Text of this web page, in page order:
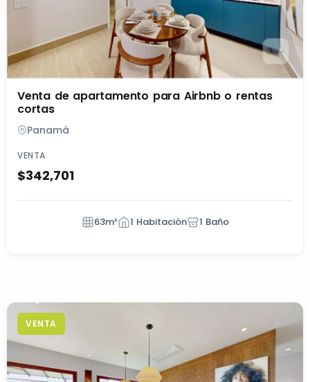
Venta de apartamento para Airbnb o rentas
cortas
Panamá
VENTA
$342,701
63m² 1 Habitación 1 Baño
VENTA